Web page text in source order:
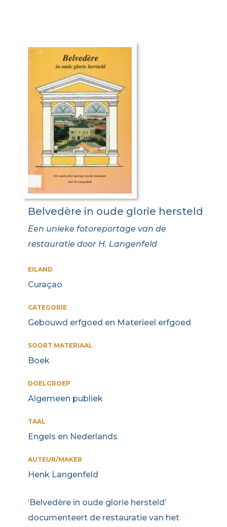
Belvedère in oude glorie hersteld
Een unieke fotoreportage van de
restauratie door H. Langenfeld
EILAND
Curaçao
CATEGORIE
Gebouwd erfgoed en Materieel erfgoed
SOORT MATERIAAL
Boek
DOELGROEP
Algemeen publiek
TAAL
Engels en Nederlands
AUTEUR/MAKER
Henk Langenfeld
‘Belvedère in oude glorie hersteld’
documenteert de restauratie van het